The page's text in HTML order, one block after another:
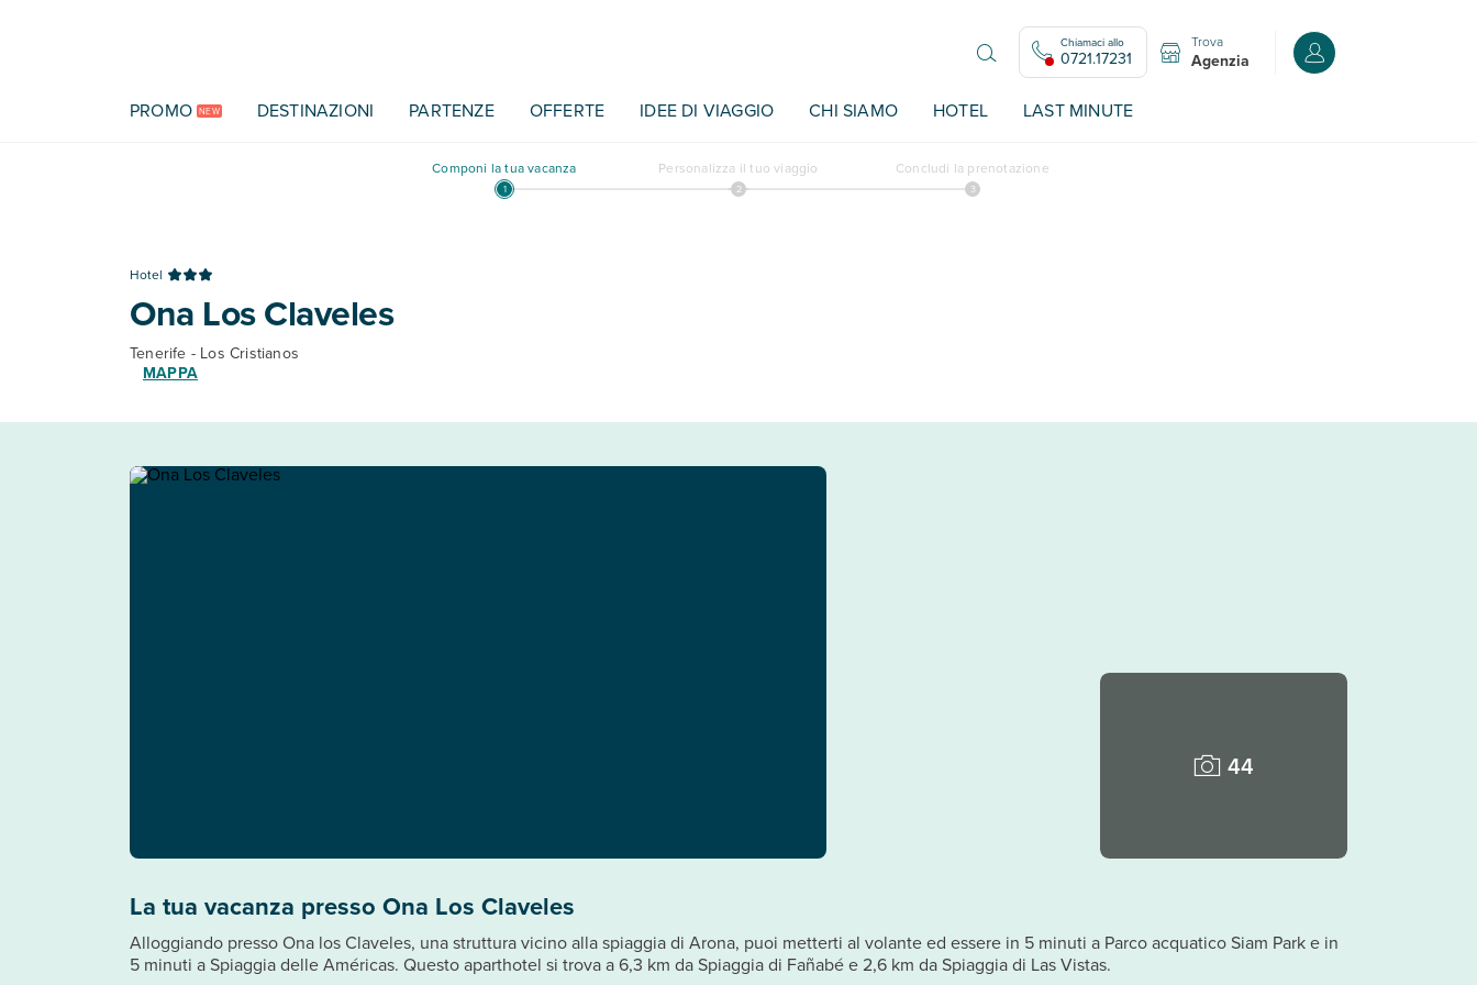
Chiamaci allo
0721.17231
Trova
Agenzia Accedi o registrati
PROMO NEW DESTINAZIONI PARTENZE OFFERTE IDEE DI VIAGGIO CHI SIAMO HOTEL LAST MINUTE
Componi la tua vacanza Personalizza il tuo viaggio Concludi la prenotazione
Hotel
Ona Los Claveles
Tenerife - Los Cristianos
MAPPA
44
La tua vacanza presso Ona Los Claveles
Alloggiando presso Ona los Claveles, una struttura vicino alla spiaggia di Arona, puoi metterti al volante ed essere in 5 minuti a Parco acquatico Siam Park e in
5 minuti a Spiaggia delle Américas. Questo aparthotel si trova a 6,3 km da Spiaggia di Fañabé e 2,6 km da Spiaggia di Las Vistas.